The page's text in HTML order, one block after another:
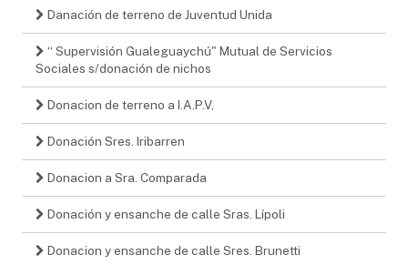
Danación de terreno de Juventud Unida
“ Supervisión Gualeguaychú" Mutual de Servicios
Sociales s/donación de nichos
Donacion de terreno a I.A.P.V,
Donación Sres. Iribarren
Donacion a Sra. Comparada
Donación y ensanche de calle Sras. Lípoli
Donacion y ensanche de calle Sres. Brunetti